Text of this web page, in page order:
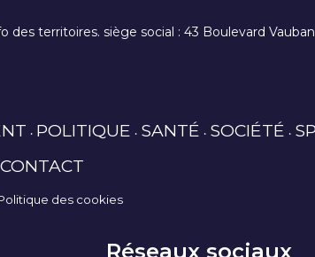
territoires. siège social : 43 Boulevard
POLITIQUE SANTÉ SOCIÉTÉ
CONTACT
des cookies
Réseaux sociaux